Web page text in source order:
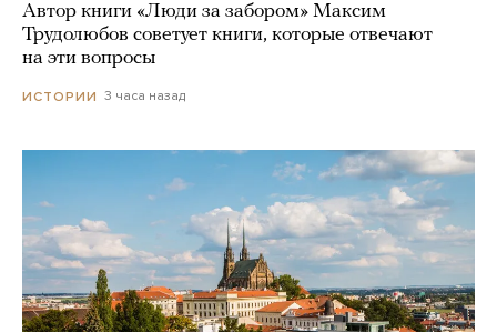
Автор книги «Люди за забором» Максим
Трудолюбов советует книги, которые отвечают
на эти вопросы
ИСТОРИИ 3 часа назад